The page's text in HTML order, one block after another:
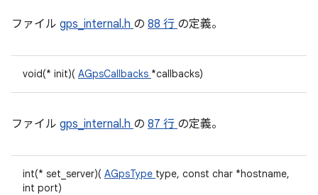
ファイル gps_internal.h の 88 行 の定義。
void(* init)( AGpsCallbacks *callbacks)
ファイル gps_internal.h の 87 行 の定義。
int(* set_server)( AGpsType type, const char *hostname,
int port)